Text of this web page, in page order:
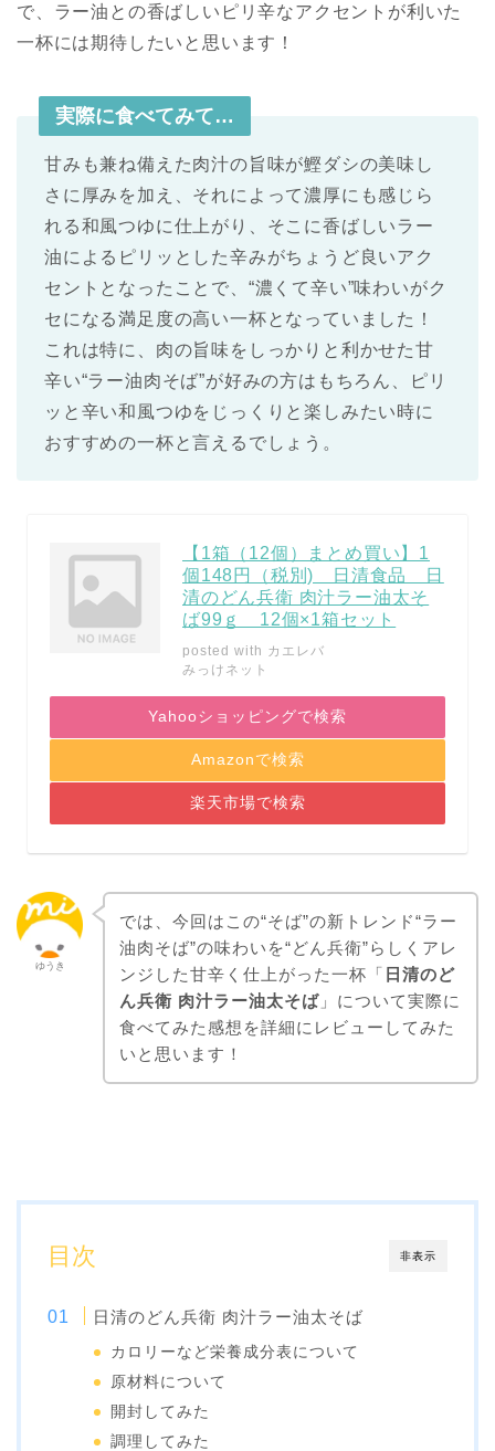
で、ラー油との香ばしいピリ辛なアクセントが利いた
一杯には期待したいと思います！
実際に食べてみて…
甘みも兼ね備えた肉汁の旨味が鰹ダシの美味し
さに厚みを加え、それによって濃厚にも感じら
れる和風つゆに仕上がり、そこに香ばしいラー
油によるピリッとした辛みがちょうど良いアク
セントとなったことで、“濃くて辛い”味わいがク
セになる満足度の高い一杯となっていました！
これは特に、肉の旨味をしっかりと利かせた甘
辛い“ラー油肉そば”が好みの方はもちろん、ピリ
ッと辛い和風つゆをじっくりと楽しみたい時に
おすすめの一杯と言えるでしょう。
【1箱（12個）まとめ買い】1
個148円（税別) 日清食品 日
清のどん兵衛 肉汁ラー油太そ
ば99ｇ 12個×1箱セット
posted with カエレバ
みっけネット
Yahooショッピングで検索
Amazonで検索
楽天市場で検索
ゆうき
では、今回はこの“そば”の新トレンド“ラー
油肉そば”の味わいを“どん兵衛”らしくアレ
ンジした甘辛く仕上がった一杯「 日清のど
ん兵衛 肉汁ラー油太そば」について実際に
食べてみた感想を詳細にレビューしてみた
いと思います！
非表示
目次
日清のどん兵衛 肉汁ラー油太そば
カロリーなど栄養成分表について
原材料について
開封してみた
調理してみた